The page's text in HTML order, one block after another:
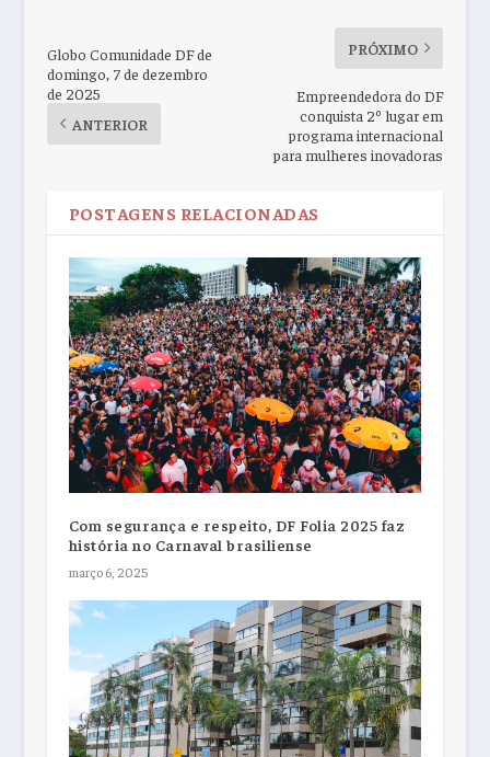
Globo Comunidade DF de
domingo, 7 de dezembro
de 2025
ANTERIOR
PRÓXIMO
Empreendedora do DF
conquista 2º lugar em
programa internacional
para mulheres inovadoras
POSTAGENS RELACIONADAS
Com segurança e respeito, DF Folia 2025 faz
história no Carnaval brasiliense
março 6, 2025